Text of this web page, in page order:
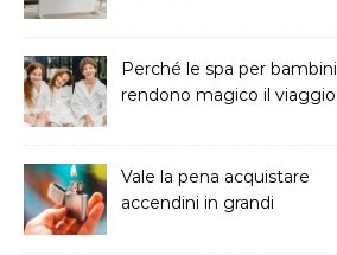
Perché le spa per bambini
rendono magico il viaggio
Vale la pena acquistare
accendini in grandi